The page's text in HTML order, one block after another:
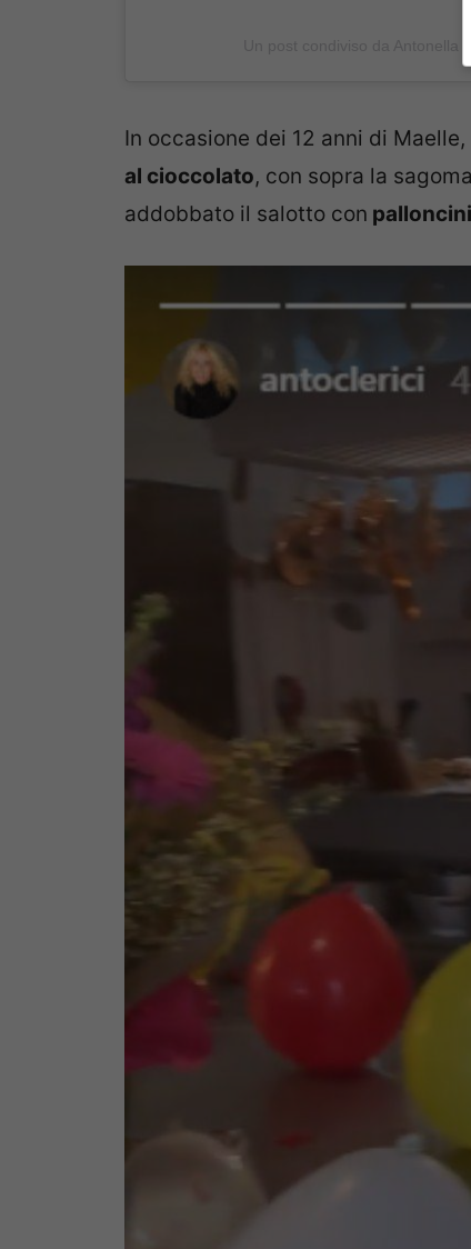
Un post condiviso da Antonella
In occasione dei 12 anni di
al cioccolato, con sopra la
addobbato il salotto con palloncini